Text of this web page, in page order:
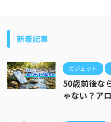
新着記事
ガジェット
50歳前後な
ゃない？ア